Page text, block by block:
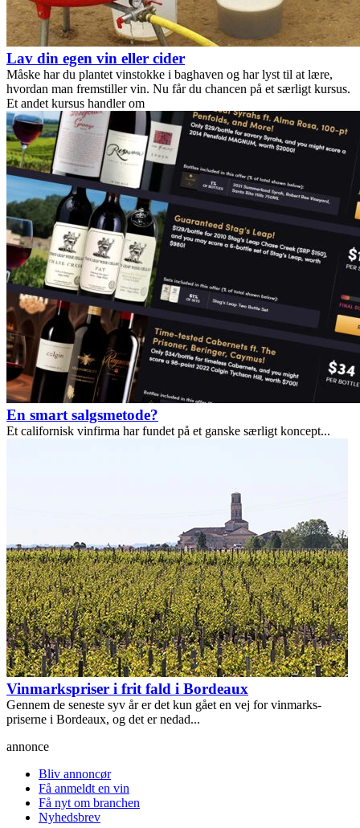
Lav din egen vin eller cider
Måske har du plantet vinstokke i baghaven og har lyst til at lære,
hvordan man fremstiller vin. Nu får du chancen på et særligt kursus.
Et andet kursus handler om
En smart salgsmetode?
Et californisk vinfirma har fundet på et ganske særligt koncept...
Vinmarkspriser i frit fald i Bordeaux
Gennem de seneste syv år er det kun gået en vej for vinmarks-
priserne i Bordeaux, og det er nedad...
annonce
Bliv annoncør
Få anmeldt en vin
Få nyt om branchen
Nyhedsbrev